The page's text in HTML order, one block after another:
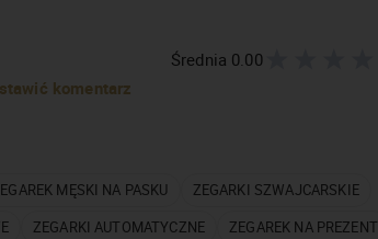
Średnia 0.00
komentarz
MĘSKI NA PASKU
ZEGARKI SZWAJCARSKIE
ZEGARKI AUTOMATYCZNE
ZEGAREK NA PREZENT